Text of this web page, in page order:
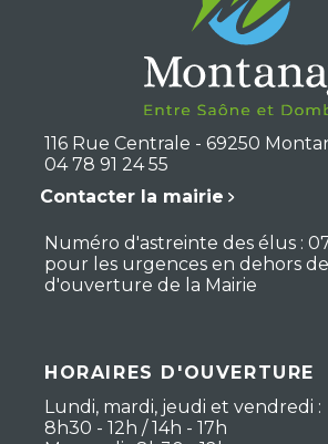
116 Rue Centrale - 69250
04 78 91 24 55
Contacter la mairie
Numéro d'astreinte des élus : 07
pour les urgences en dehors
d'ouverture de la Mairie
HORAIRES D'OUVERTURE
Lundi, mardi, jeudi et vendredi :
8h30 - 12h / 14h - 17h